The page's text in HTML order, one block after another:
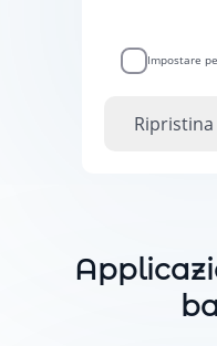
Impostare
Ripristina